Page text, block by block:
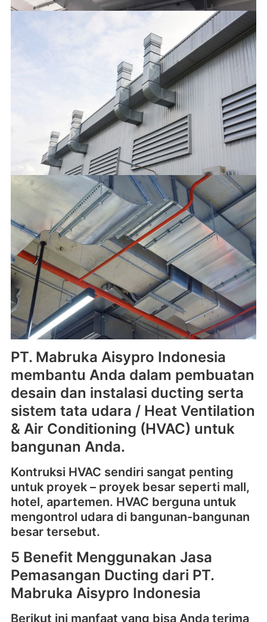
PT. Mabruka Aisypro Indonesia
membantu Anda dalam pembuatan
desain dan instalasi ducting serta
sistem tata udara / Heat Ventilation
& Air Conditioning (HVAC) untuk
bangunan Anda.
Kontruksi HVAC sendiri sangat penting
untuk proyek – proyek besar seperti mall,
hotel, apartemen. HVAC berguna untuk
mengontrol udara di bangunan-bangunan
besar tersebut.
5 Benefit Menggunakan Jasa
Pemasangan Ducting dari PT.
Mabruka Aisypro Indonesia
Berikut ini manfaat yang bisa Anda terima